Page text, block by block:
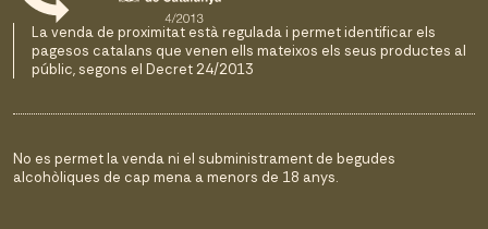
La venda de proximitat està regulada i permet identificar els
pagesos catalans que venen ells mateixos els seus productes al
públic, segons el Decret 24/2013
No es permet la venda ni el subministrament de begudes
alcohòliques de cap mena a menors de 18 anys.